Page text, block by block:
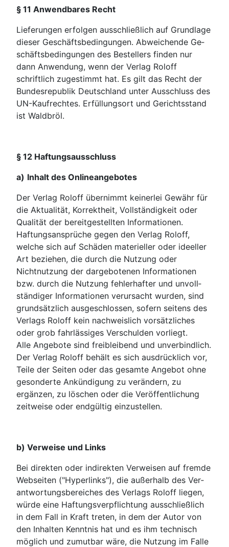
§ 11 Anwendbares Recht
Lieferungen erfolgen ausschließlich auf Grundlage
dieser Geschäftsbedingungen. Abweichende Ge­
schäftsbedingungen des Bestellers finden nur
dann Anwendung, wenn der Verlag Roloff
schriftlich zugestimmt hat. Es gilt das Recht der
Bundesrepublik Deutschland unter Ausschluss des
UN-Kaufrechtes. Erfüllungsort und Gerichtsstand
ist Waldbröl.
§ 12 Haftungsausschluss
a) Inhalt des Onlineangebotes
Der Verlag Roloff übernimmt keinerlei Gewähr für
die Aktualität, Korrektheit, Vollstän­digkeit oder
Qualität der bereitgestellten Informationen.
Haftungsansprüche gegen den Verlag Roloff,
welche sich auf Schäden materieller oder ideeller
Art beziehen, die durch die Nutzung oder
Nichtnutzung der dargebotenen Informationen
bzw. durch die Nutzung fehlerhafter und unvoll­
ständiger Informationen verursacht wurden, sind
grundsätzlich ausgeschlossen, sofern seitens des
Verlags Roloff kein nachweislich vorsätzliches
oder grob fahrlässiges Verschulden vor­liegt.
Alle Angebote sind freibleibend und unverbindlich.
Der Verlag Roloff behält es sich aus­drücklich vor,
Teile der Seiten oder das gesamte Angebot ohne
gesonderte Ankündigung zu verän­dern, zu
ergänzen, zu löschen oder die Veröffentlichung
zeitweise oder endgültig einzustellen.
b) Verweise und Links
Bei direkten oder indirekten Verweisen auf fremde
Webseiten ("Hyperlinks"), die außerhalb des Ver­
antwortungsbereiches des Verlags Roloff liegen,
würde eine Haftungsverpflichtung aus­schließlich
in dem Fall in Kraft treten, in dem der Autor von
den Inhalten Kenntnis hat und es ihm technisch
möglich und zumutbar wäre, die Nutzung im Falle